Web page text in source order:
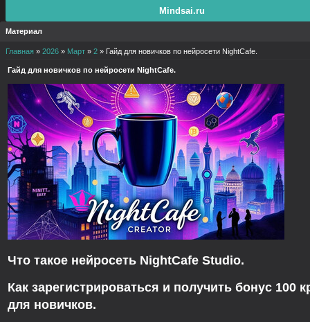
Mindsai.ru
Материал
Главная » 2026 » Март » 2 » Гайд для новичков по нейросети NightCafe.
Гайд для новичков по нейросети NightCafe.
Что такое нейросеть NightCafe Studio.
Как зарегистрироваться и получить бонус 100
для новичков.